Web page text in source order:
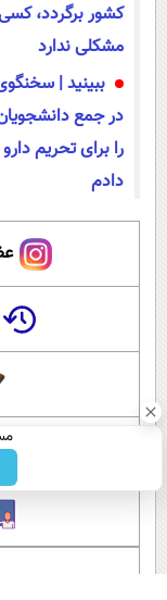
کشور برگردد، کسی
مشکلی ندارد
ببینید |
در جمع
را برای تحریم
دادم